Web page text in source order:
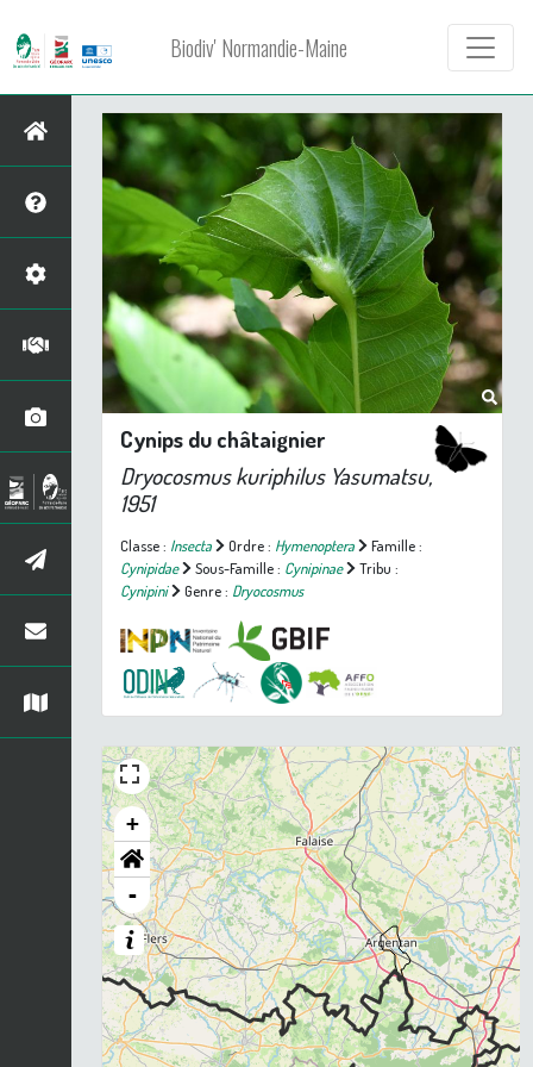
Biodiv' Normandie-Maine
Cynips du châtaignier
Dryocosmus kuriphilusYasumatsu,
1951
Classe : Insecta Ordre : Hymenoptera
Famille :
Cynipidae
Sous-Famille : Cynipinae
Tribu :
Cynipini
Genre : Dryocosmus
+
-